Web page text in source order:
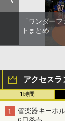
「ワンダー
トまとめ
アクセスラ
1時間
管楽器キーホ